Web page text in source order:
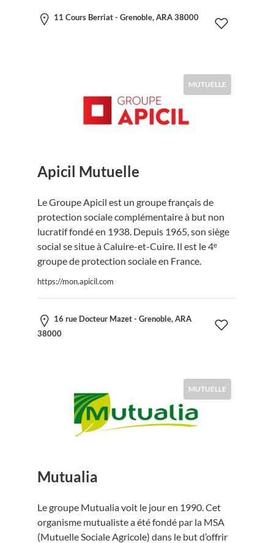
11 Cours Berriat - Grenoble, ARA 38000
MUTUELLE
Apicil Mutuelle
Le Groupe Apicil est un groupe français de
protection sociale complémentaire à but non
lucratif fondé en 1938. Depuis 1965, son siège
social se situe à Caluire-et-Cuire. Il est le 4ᵉ
groupe de protection sociale en France.
https://mon.apicil.com
16 rue Docteur Mazet - Grenoble, ARA
38000
MUTUELLE
Mutualia
Le groupe Mutualia voit le jour en 1990. Cet
organisme mutualiste a été fondé par la MSA
(Mutuelle Sociale Agricole) dans le but d’offrir